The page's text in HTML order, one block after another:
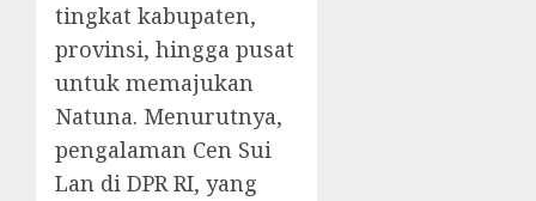
tingkat kabupaten,
provinsi, hingga pusat
untuk memajukan
Natuna. Menurutnya,
pengalaman Cen Sui
Lan di DPR RI, yang